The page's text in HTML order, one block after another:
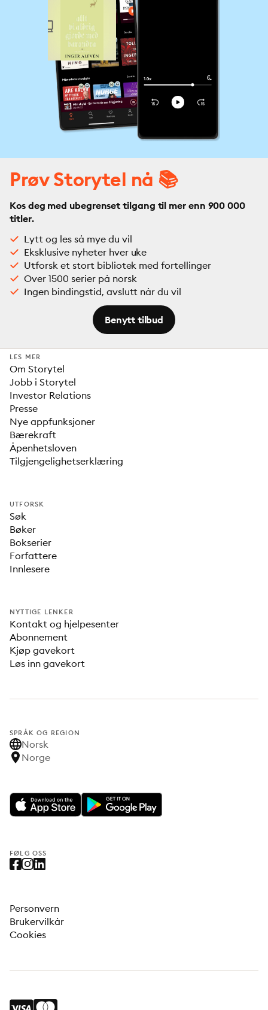
Prøv Storytel nå 📚
Kos deg med ubegrenset tilgang til mer enn 900 000
titler.
Lytt og les så mye du vil
Eksklusive nyheter hver uke
Utforsk et stort bibliotek med fortellinger
Over 1500 serier på norsk
Ingen bindingstid, avslutt når du vil
Benytt tilbud
LES MER
Om Storytel
Jobb i Storytel
Investor Relations
Presse
Nye appfunksjoner
Bærekraft
Åpenhetsloven
Tilgjengelighetserklæring
UTFORSK
Søk
Bøker
Bokserier
Forfattere
Innlesere
NYTTIGE LENKER
Kontakt og hjelpesenter
Abonnement
Kjøp gavekort
Løs inn gavekort
SPRÅK OG REGION
Norsk
Norge
FØLG OSS
Personvern
Brukervilkår
Cookies